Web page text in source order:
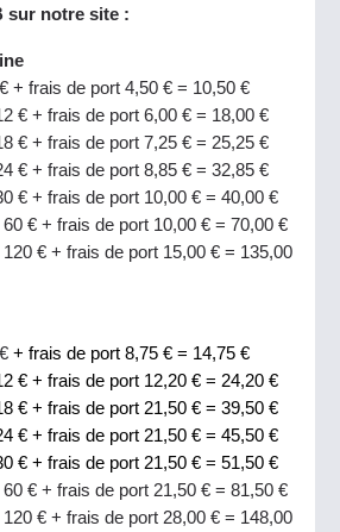
sur notre site :
+ frais de port 4,50 € = 10,50 €
€ + frais de port 6,00 € = 18,00 €
€ + frais de port 7,25 € = 25,25 €
€ + frais de port 8,85 € = 32,85 €
€ + frais de port 10,00 € = 40,00 €
€ + frais de port 10,00 € = 70,00 €
€ + frais de port 15,00 € = 135,00
+ frais de port 8,75 € = 14,75 €
€ + frais de port 12,20 € = 24,20 €
€ + frais de port 21,50 € = 39,50 €
€ + frais de port 21,50 € = 45,50 €
€ + frais de port 21,50 € = 51,50 €
€ + frais de port 21,50 € = 81,50 €
€ + frais de port 28,00 € = 148,00